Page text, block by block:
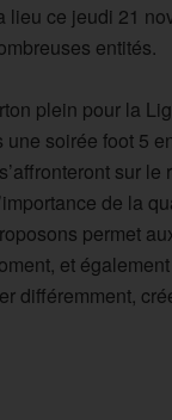
ce jeudi 21
entités.
plein pour la
soirée foot 5
sur
de la
permet
et
différemment,